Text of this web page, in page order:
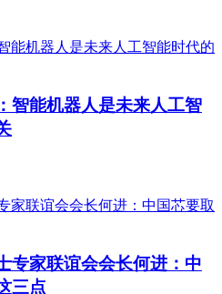
智能机器人是未来人工智
专家联谊会会长何进：中
三点